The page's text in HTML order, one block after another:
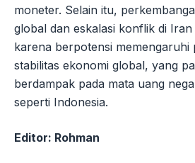
moneter. Selain itu,
global dan eskalasi konflik di
karena berpotensi memengaruhi
stabilitas ekonomi global, yang
berdampak pada mata uang
seperti Indonesia.
Editor: Rohman